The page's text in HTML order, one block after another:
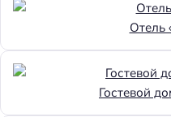
Отель
Гостевой